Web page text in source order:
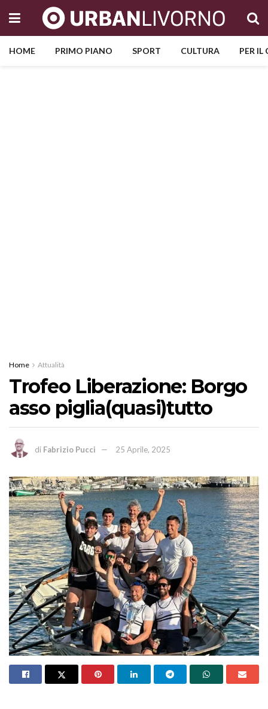
HOME PRIMO PIANO SPORT CULTURA PER
Home Attualità
Trofeo Liberazione: Borgo
asso piglia(quasi)tutto
di Fabrizio Pucci 25 Aprile, 2025